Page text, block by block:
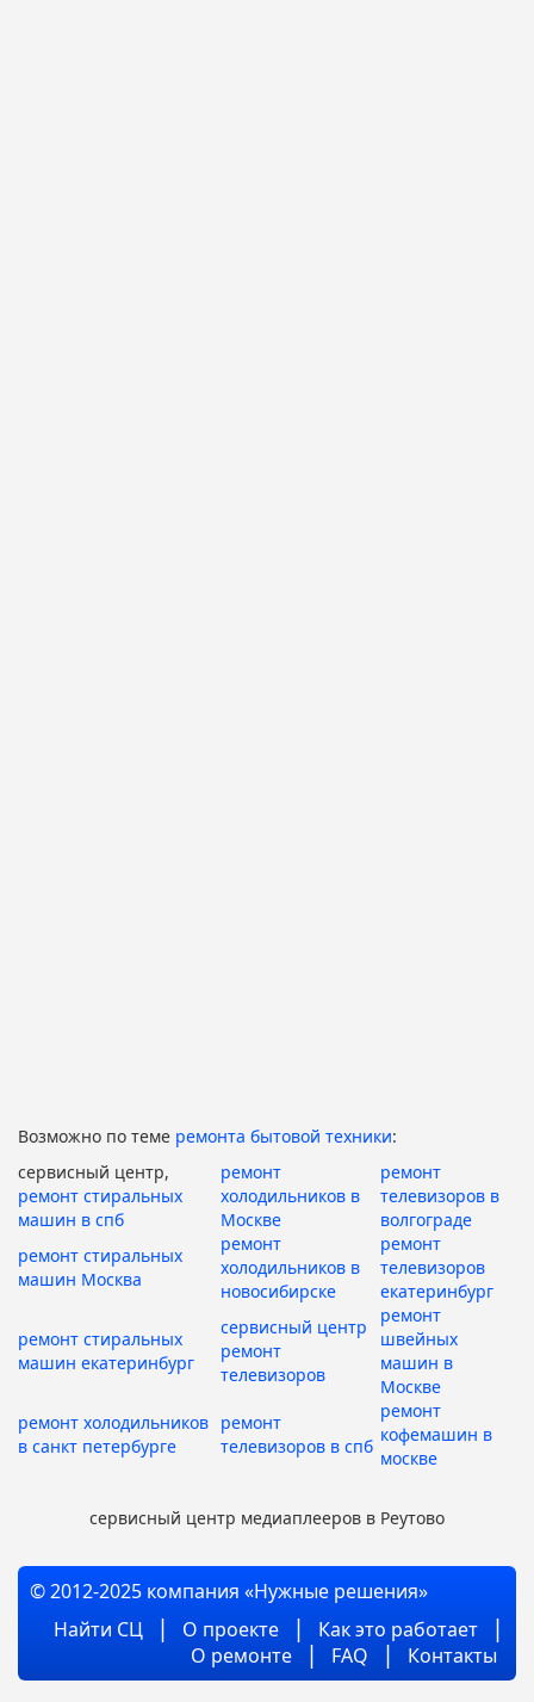
Возможно по теме ремонта бытовой техники:
сервисный центр,
ремонт стиральных
машин в спб
ремонт
холодильников в
Москве
ремонт
телевизоров в
волгограде
ремонт стиральных
машин Москва
ремонт
холодильников в
новосибирске
ремонт
телевизоров
екатеринбург
ремонт стиральных
машин екатеринбург
сервисный центр
ремонт
телевизоров
ремонт
швейных
машин в
Москве
ремонт холодильников
в санкт петербурге
ремонт
телевизоров в спб
ремонт
кофемашин в
москве
сервисный центр медиаплееров в Реутово
© 2012-2025 компания «Нужные решения»
Найти СЦ
О проекте
Как это работает
О ремонте
FAQ Контакты